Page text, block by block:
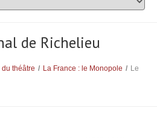
de Richelieu
du théâtre / La France : le Monopole / Le